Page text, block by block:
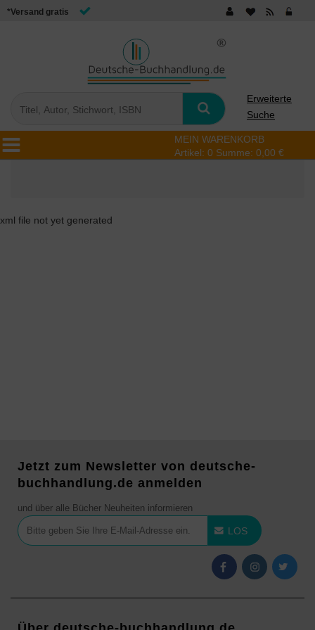
*Versand gratis
Erweiterte
Suche
MEIN WARENKORB
Artikel: 0 Summe: 0,00 €
xml file not yet generated
Jetzt zum Newsletter von deutsche-
buchhandlung.de anmelden
und über alle Bücher Neuheiten informieren
LOS